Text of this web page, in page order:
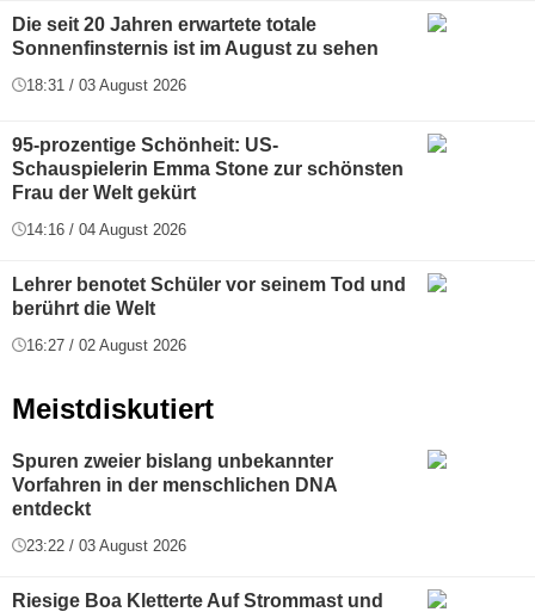
Die seit 20 Jahren erwartete totale
Sonnenfinsternis ist im August zu sehen
18:31 / 03 August 2026
95-prozentige Schönheit: US-
Schauspielerin Emma Stone zur schönsten
Frau der Welt gekürt
14:16 / 04 August 2026
Lehrer benotet Schüler vor seinem Tod und
berührt die Welt
16:27 / 02 August 2026
Meistdiskutiert
Spuren zweier bislang unbekannter
Vorfahren in der menschlichen DNA
entdeckt
23:22 / 03 August 2026
Riesige Boa Kletterte Auf Strommast und